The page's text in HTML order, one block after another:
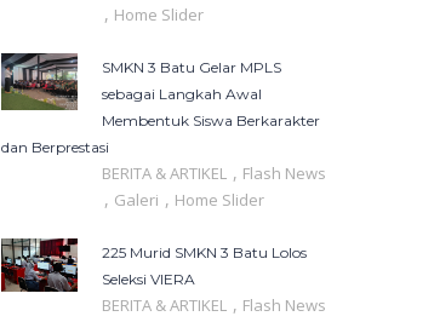
, Home Slider
SMKN 3 Batu Gelar MPLS
sebagai Langkah Awal
Membentuk Siswa Berkarakter
dan Berprestasi
BERITA & ARTIKEL , Flash News
, Galeri , Home Slider
225 Murid SMKN 3 Batu Lolos
Seleksi VIERA
BERITA & ARTIKEL , Flash News